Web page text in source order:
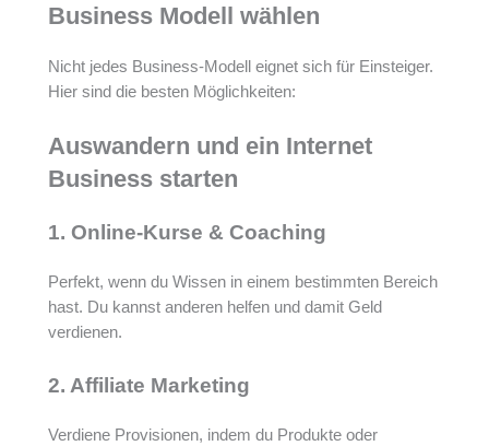
Business Modell wählen
Nicht jedes Business-Modell eignet sich für Einsteiger.
Hier sind die besten Möglichkeiten:
Auswandern und ein Internet
Business starten
1. Online-Kurse & Coaching
Perfekt, wenn du Wissen in einem bestimmten Bereich
hast. Du kannst anderen helfen und damit Geld
verdienen.
2. Affiliate Marketing
Verdiene Provisionen, indem du Produkte oder